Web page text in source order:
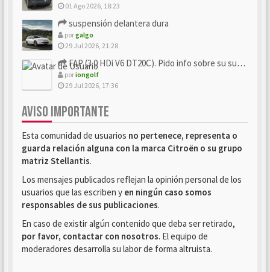
01 Ago 2026, 18:23
suspensión delantera dura
porgalgo
29 Jul 2026, 21:28
FAP (3.0 HDi V6 DT20C). Pido info sobre su sustitución
poriongolf
29 Jul 2026, 17:36
AVISO IMPORTANTE
Esta comunidad de usuarios no pertenece, representa o
guarda relación alguna con la marca Citroën o su grupo
matriz Stellantis.
Los mensajes publicados reflejan la opinión personal de los
usuarios que las escriben y en ningún caso somos
responsables de sus publicaciones.
En caso de existir algún contenido que deba ser retirado,
por favor, contactar con nosotros. El equipo de
moderadores desarrolla su labor de forma altruista.